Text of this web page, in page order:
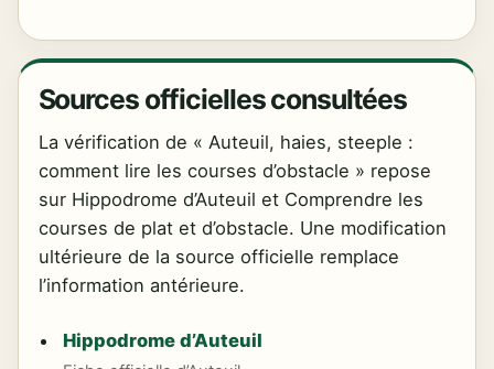
Sources officielles consultées
La vérification de « Auteuil, haies, steeple :
comment lire les courses d’obstacle » repose
sur Hippodrome d’Auteuil et Comprendre les
courses de plat et d’obstacle. Une modification
ultérieure de la source officielle remplace
l’information antérieure.
Hippodrome d’Auteuil